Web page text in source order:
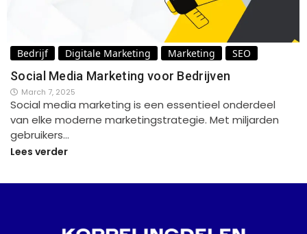
Bedrijf Digitale Marketing Marketing SEO
Social Media Marketing voor Bedrijven
March 7, 2025
Social media marketing is een essentieel onderdeel
van elke moderne marketingstrategie. Met miljarden
gebruikers…
Lees verder